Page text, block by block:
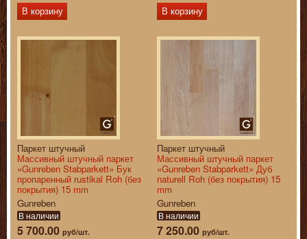
В корзину
В корзину
Паркет штучный
Массивный штучный паркет
«Gunreben Stabparkett» Бук
пропаренный rustikal Roh (без
покрытия) 15 mm
Gunreben
В наличии
5 700.00 руб/шт.
Паркет штучный
Массивный штучный паркет
«Gunreben Stabparkett» Дуб
naturell Roh (без покрытия) 15
mm
Gunreben
В наличии
7 250.00 руб/шт.